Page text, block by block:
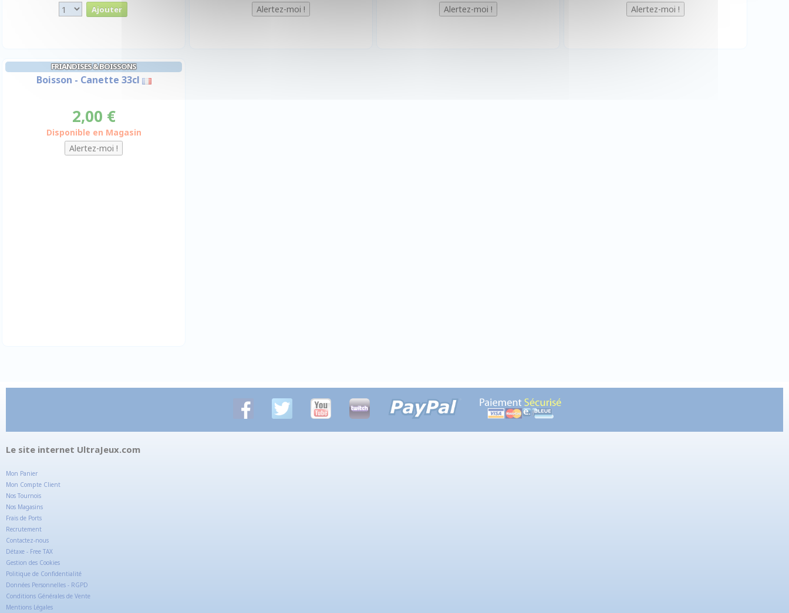
FRIANDISES & BOISSONS
Boisson - Canette 33cl
2,00 €
Disponible en Magasin
Le site internet UltraJeux.com
Mon Panier
Mon Compte Client
Nos Tournois
Nos Magasins
Frais de Ports
Recrutement
Contactez-nous
Détaxe - Free TAX
Gestion des Cookies
Politique de Confidentialité
Données Personnelles - RGPD
Conditions Générales de Vente
Mentions Légales